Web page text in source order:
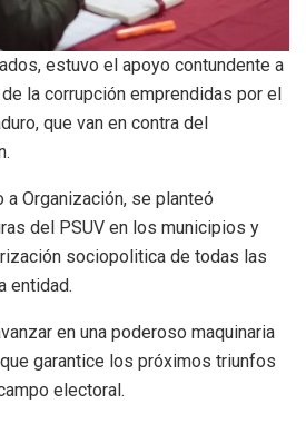
estuvo el apoyo contundente a
la corrupción emprendidas por el
que van en contra del
a Organización, se planteó
del PSUV en los municipios y
sociopolitica de todas las
entidad.
en una poderoso maquinaria
garantice los próximos triunfos
electoral.